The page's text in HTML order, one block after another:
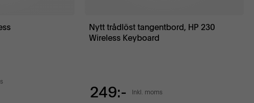
Nytt trådlöst tangentbord, HP 230
Wireless Keyboard
249:- Inkl. moms